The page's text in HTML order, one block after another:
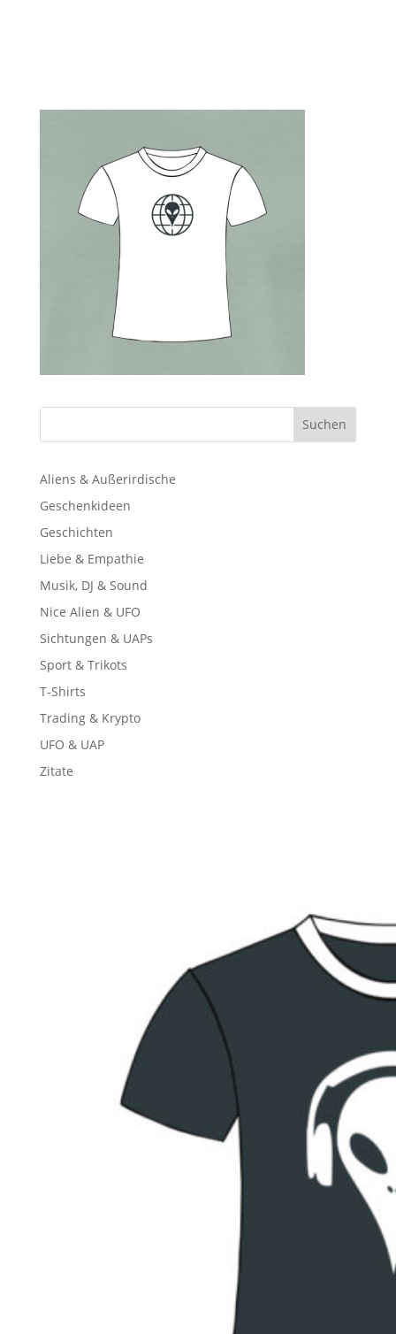
Aliens & Außerirdische
Geschenkideen
Geschichten
Liebe & Empathie
Musik, DJ & Sound
Nice Alien & UFO
Sichtungen & UAPs
Sport & Trikots
T-Shirts
Trading & Krypto
UFO & UAP
Zitate